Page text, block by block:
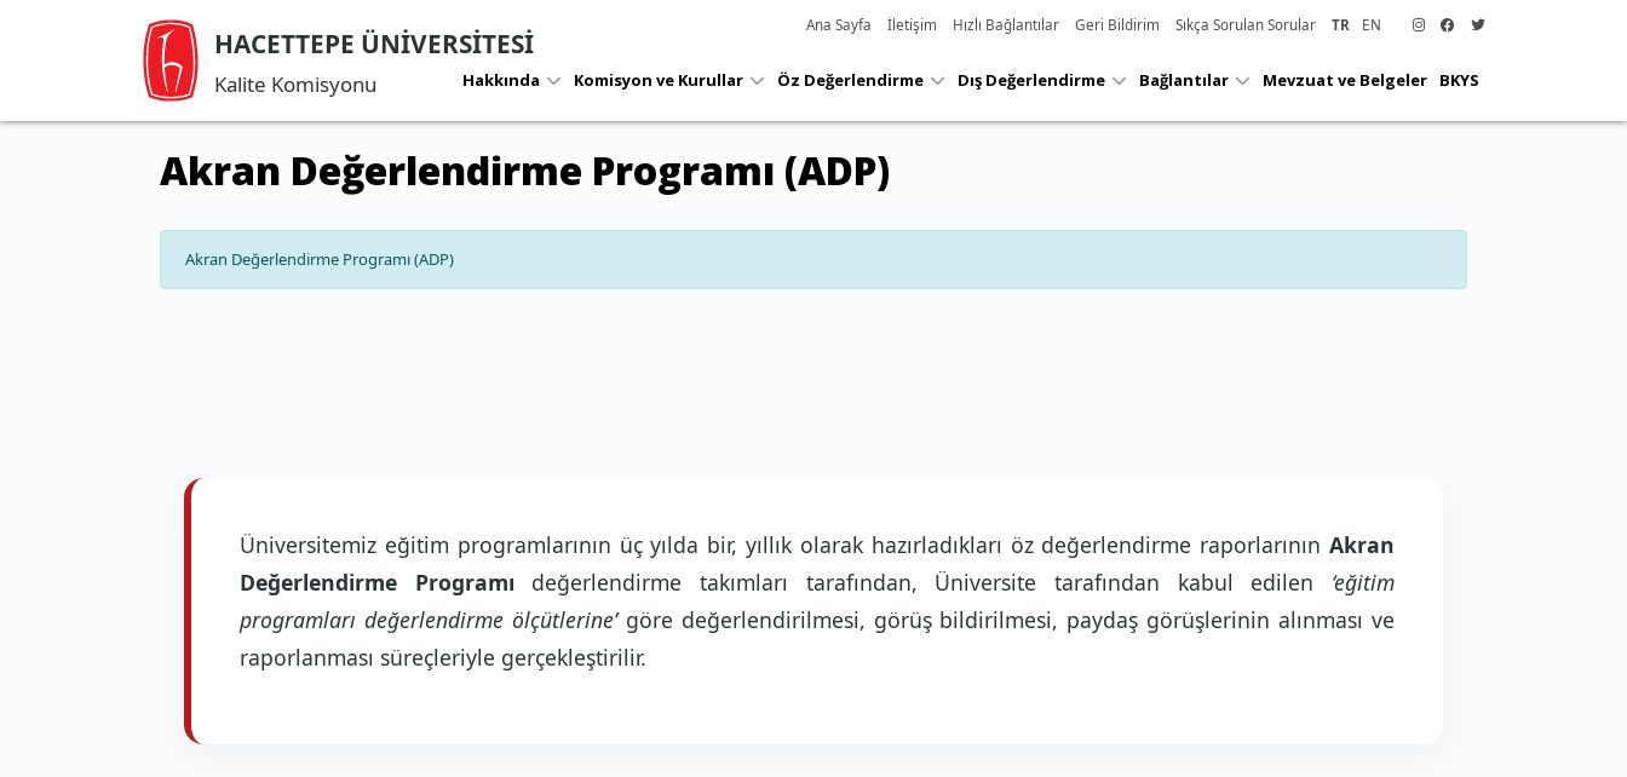
HACETTEPE ÜNİVERSİTESİ
Kalite Komisyonu
Ana Sayfa İletişim Hızlı Bağlantılar Geri Bildirim Sıkça Sorulan Sorular TR EN
Hakkında Komisyon ve Kurullar Öz Değerlendirme Dış Değerlendirme Bağlantılar Mevzuat ve Belgeler BKYS
Politika
Belgeleri
Stratejik
Yönetimi
Göstergeleri
Etkinlikler
Akran Değerlendirme Programı (ADP)
Akran Değerlendirme Programı (ADP)
Üniversitemiz eğitim programlarının üç yılda bir, yıllık olarak hazırladıkları öz değerlendirme raporlarının Akran
Değerlendirme Programı değerlendirme takımları tarafından, Üniversite tarafından kabul edilen ‘eğitim
programları değerlendirme ölçütlerine’göre değerlendirilmesi, görüş bildirilmesi, paydaş görüşlerinin alınması ve
raporlanması süreçleriyle gerçekleştirilir.